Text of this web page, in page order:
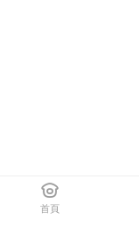
首頁